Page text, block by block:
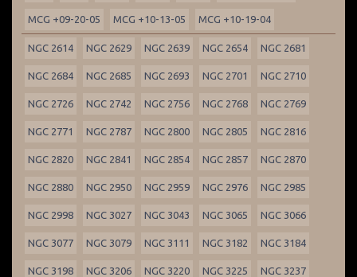
MCG +09-20-05 MCG +10-13-05 MCG +10-19-04
NGC 2614 NGC 2629 NGC 2639 NGC 2654 NGC 2681
NGC 2684 NGC 2685 NGC 2693 NGC 2701 NGC 2710
NGC 2726 NGC 2742 NGC 2756 NGC 2768 NGC 2769
NGC 2771 NGC 2787 NGC 2800 NGC 2805 NGC 2816
NGC 2820 NGC 2841 NGC 2854 NGC 2857 NGC 2870
NGC 2880 NGC 2950 NGC 2959 NGC 2976 NGC 2985
NGC 2998 NGC 3027 NGC 3043 NGC 3065 NGC 3066
NGC 3077 NGC 3079 NGC 3111 NGC 3182 NGC 3184
NGC 3198 NGC 3206 NGC 3220 NGC 3225 NGC 3237